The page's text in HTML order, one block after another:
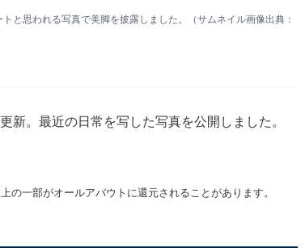
と思われる写真で美脚を披露しました。（サムネイル画像出典：
新。最近の日常を写した写真を公開しました。
一部がオールアバウトに還元されることがあります。